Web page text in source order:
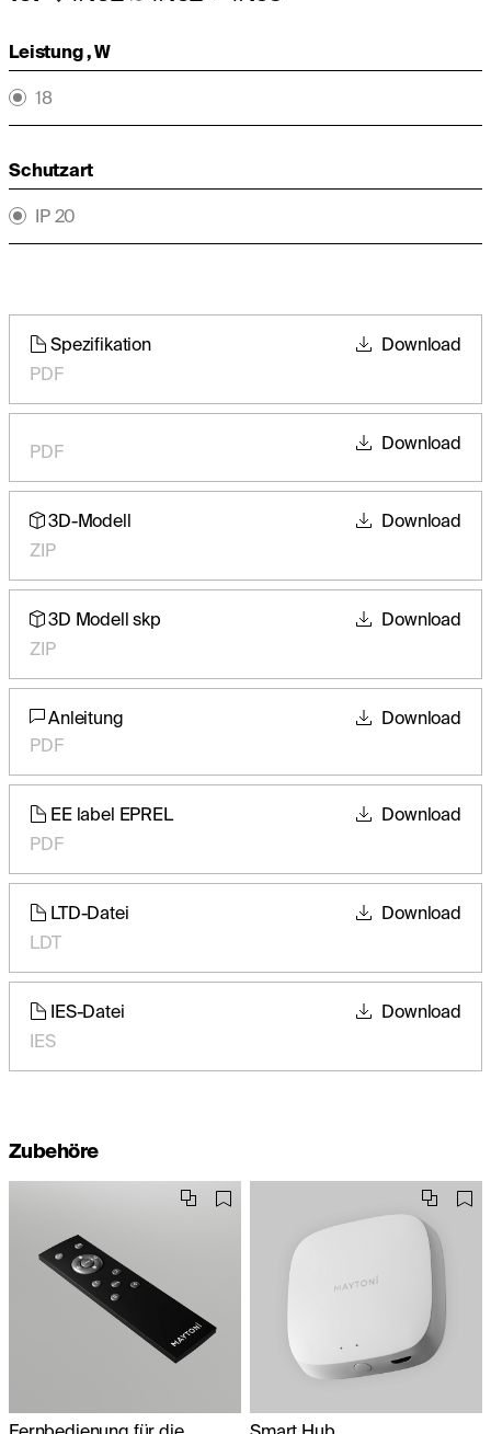
Leistung , W
18
Schutzart
IP 20
Spezifikation
PDF
Download
PDF Download
3D-Modell
ZIP
Download
3D Modell skp
ZIP
Download
Anleitung
PDF
Download
EE label EPREL
PDF
Download
LTD-Datei
LDT
Download
IES-Datei
IES
Download
Zubehöre